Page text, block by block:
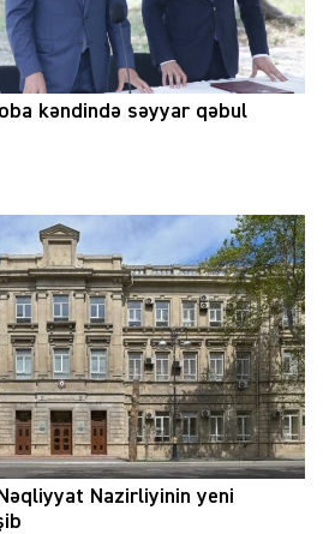
kəndində səyyar qəbul
Nazirliyinin yeni